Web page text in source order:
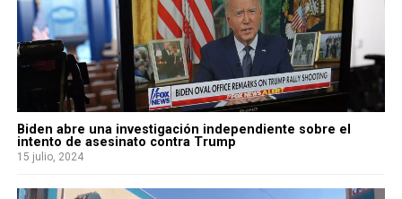
Biden abre una investigación independiente sobre el
intento de asesinato contra Trump
15 julio, 2024